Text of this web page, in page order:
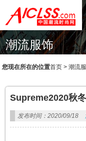
潮流服饰
您现在所在的位置首页 >潮流
Supreme2020秋
发布时间：2020/09/18